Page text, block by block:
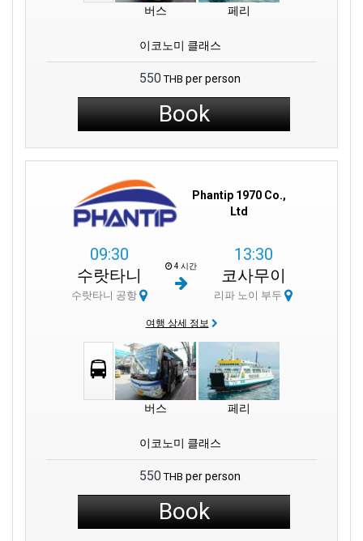
가로지르며 변화하는 풍경에 매료될 것입니다. 각 해안선은 저마다
흔히 코사무이라고 불리는 코사무이는 태국의 전통 문화와 현대적
인 편의시설이 완벽하게 조화를 이루는 섬입니다. 태국만에 자리
잡은 코사무이는 활기찬 시장, 풍부한 역사, 신성한 사원이 어우러
진 곳입니다. 광활한 해변과 깨끗한 바다가 있는 이 섬의 보석은 여
행객들에게 따뜻한 환영과 오래도록 기억에 남을 추억을 약속합니
무이의 해안선은 다양합니다. 동쪽 해변은 활기차고 서쪽, 특히 리
파노이 해변은 고요한 분위기를 자아냅니다. 어디를 가든 멋진 전
망과 태양을 즐길 수 있는 장소를 찾을 수 있습니다.
코팡안의 신나는 나이트 라이프나 앙통의 고요함을 원하시든 리파
노이 부두에서 모든 것을 해결하실 수 있습니다. 달빛 아래에서 음
악이 영혼을 인도하거나 앙통의 잔잔한 바닷물이 내면을 치유해 줍
리파노이 부두에서 페리를 타고 돈삭 또는 통살라 부두로 항해하세
요. 각기 다른 경이로움을 선사합니다. 목적지만큼이나 아름다운
수랏타니 지방의 잔잔한 바다와 함께 아름다운 여정이 펼쳐집니다.
코팡안은 보름달 파티, 정글, 여유로운 분위기로 손짓합니다. 현지
하는 이유를 알게 될 것입니다. 리파노이 부두에서 출발해 앙통 해
양공원으로 향하면 42개의 섬이 펼쳐집니다. 각 섬마다 독특한 이
야기를 담고 있습니다. 청록색 바다에 뛰어들거나 웅장한 전망대에
하이킹을 하거나 자연의 경이로움을 만끽하세요.
섬의 어느 곳을 방문하느냐에 따라 각기 다른 경험을 할 수 있습니
버스 페리
이코노미 클래스
550 THB per person
Book
Phantip 1970 Co.,
Ltd
09:30
수랏타니
수랏타니 공항
4 시간
13:30
코사무이
리파 노이 부두
여행 상세 정보
버스 페리
이코노미 클래스
550 THB per person
Book